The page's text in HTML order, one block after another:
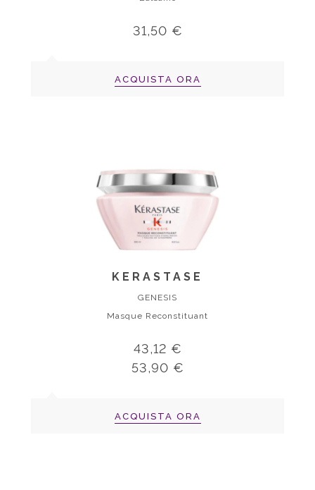
31,50 €
ACQUISTA ORA
KERASTASE
GENESIS
Masque Reconstituant
43,12 €
53,90 €
ACQUISTA ORA